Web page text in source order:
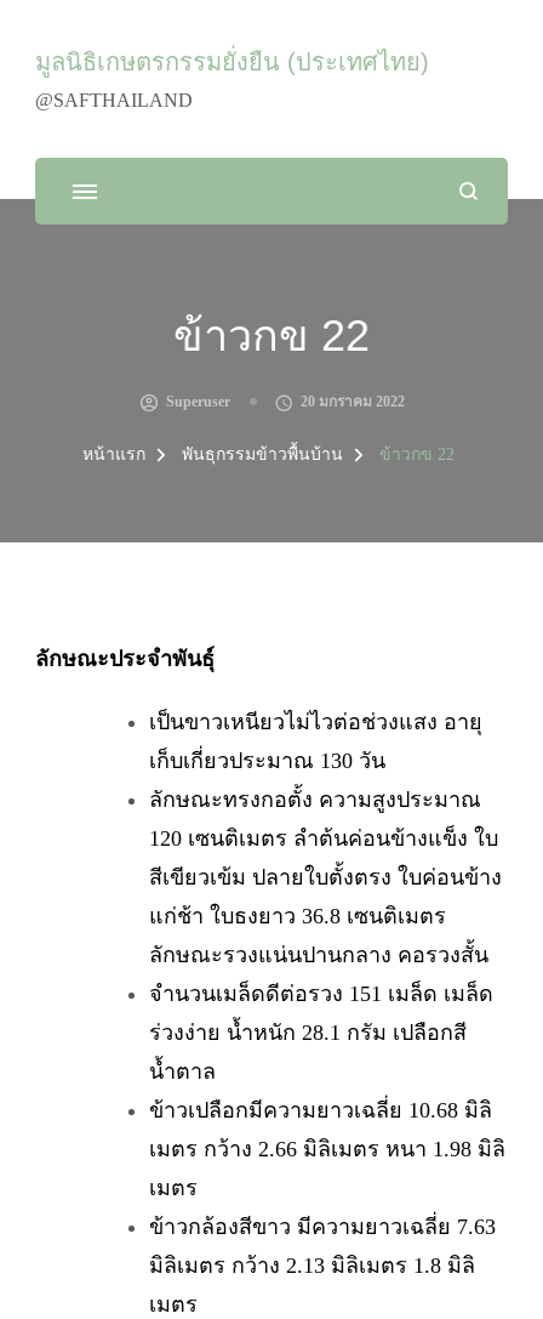
มูลนิธิเกษตรกรรมยั่งยืน (ประเทศไทย)
@SAFTHAILAND
ข้าวกข 22
Superuser 20 มกราคม 2022
หน้าแรก พันธุกรรมข้าวพื้นบ้าน ข้าวกข 22
ลักษณะประจำพันธุ์
เป็นขาวเหนียวไม่ไวต่อช่วงแสง อายุ
เก็บเกี่ยวประมาณ 130 วัน
ลักษณะทรงกอตั้ง ความสูงประมาณ
120 เซนติเมตร ลำต้นค่อนข้างแข็ง ใบ
สีเขียวเข้ม ปลายใบตั้งตรง ใบค่อนข้าง
แก่ช้า ใบธงยาว 36.8 เซนติเมตร
ลักษณะรวงแน่นปานกลาง คอรวงสั้น
จำนวนเมล็ดดีต่อรวง 151 เมล็ด เมล็ด
ร่วงง่าย น้ำหนัก 28.1 กรัม เปลือกสี
น้ำตาล
ข้าวเปลือกมีความยาวเฉลี่ย 10.68 มิลิ
เมตร กว้าง 2.66 มิลิเมตร หนา 1.98 มิลิ
เมตร
ข้าวกล้องสีขาว มีความยาวเฉลี่ย 7.63
มิลิเมตร กว้าง 2.13 มิลิเมตร 1.8 มิลิ
เมตร